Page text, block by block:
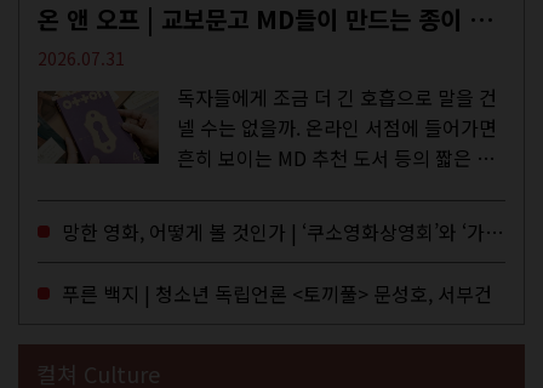
온 앤 오프 | 교보문고 MD들이 만드는 종이 잡지 <어떤>
2026.07.31
독자들에게 조금 더 긴 호흡으로 말을 건
넬 수는 없을까. 온라인 서점에 들어가면
흔히 보이는 MD 추천 도서 등의 짧은 문
MD들의 고민 끝에 세상 밖으로 나온 종
이 잡지 어떤(otton). 지난해 12월...
망한 영화, 어떻게 볼 것인가 | ‘쿠소영화상영회’와 ‘가자미’의 이야기
푸른 백지 | 청소년 독립언론 <토끼풀> 문성호, 서부건
컬쳐 Culture